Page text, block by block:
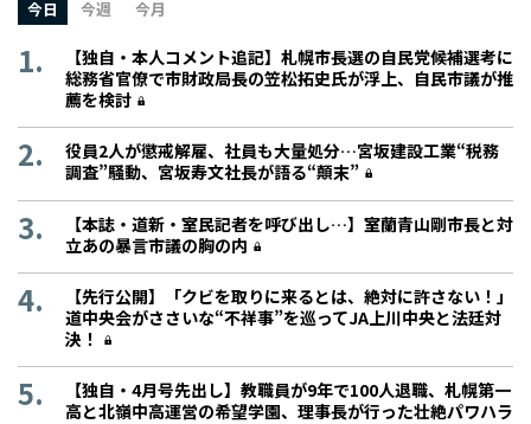
今日 今週 今月
【独自・本人コメント追記】札幌市長選の自民党候補選考に
総務省官僚で市財政局長の笠松拓史氏が浮上、自民市議が推
薦を検討
役員2人が懲戒解雇、社員も大量処分…宮坂建設工業“税務
調査”騒動、宮坂寿文社長が語る“顛末”
【本誌・道新・室民記者を呼び出し…】室蘭青山剛市長と対
立あの暴言市議の胸の内
【先行公開】「クビを取りに来るとは、絶対に許さない！」
道中央会がささいな“不祥事”を巡ってJA上川中央と法廷対
決！
【独自・4月号先出し】教職員が9年で100人退職、札幌第一
高と北嶺中高運営の希望学園、理事長が行った壮絶パワハラ